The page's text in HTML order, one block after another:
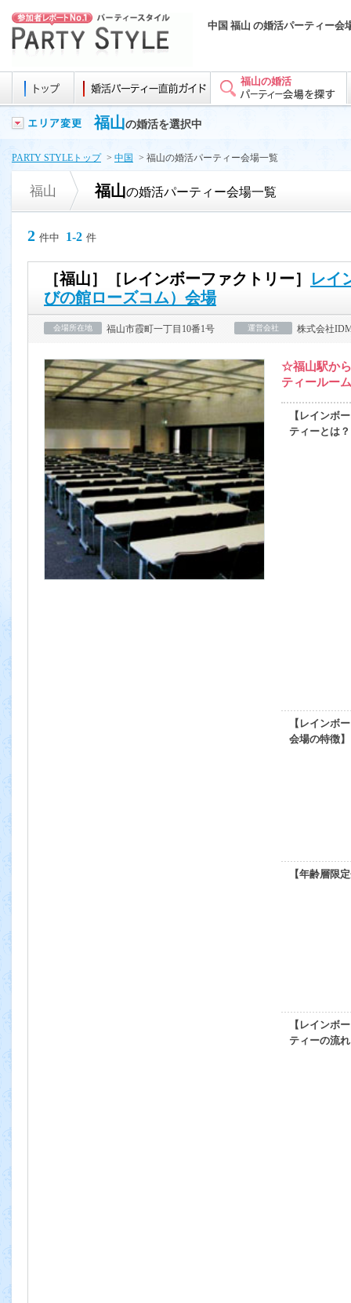
中国 福山 の婚活パーティー会
福山の婚活
福山の婚活を選択中
PARTY STYLEトップ > 中国 > 福山の婚活パーティー会場一覧
福山 福山の婚活パーティー会場一覧
2 件中 1-2 件
［福山］［レインボーファクトリー］
レイ
びの館ローズコム）会場
会場所在地 福山市霞町一丁目10番1号 運営会社 株式会社
☆福山駅から
ティールー
【レインボ
ティーとは
【レインボ
会場の特徴】
【年齢層限
【レインボ
ティーの流